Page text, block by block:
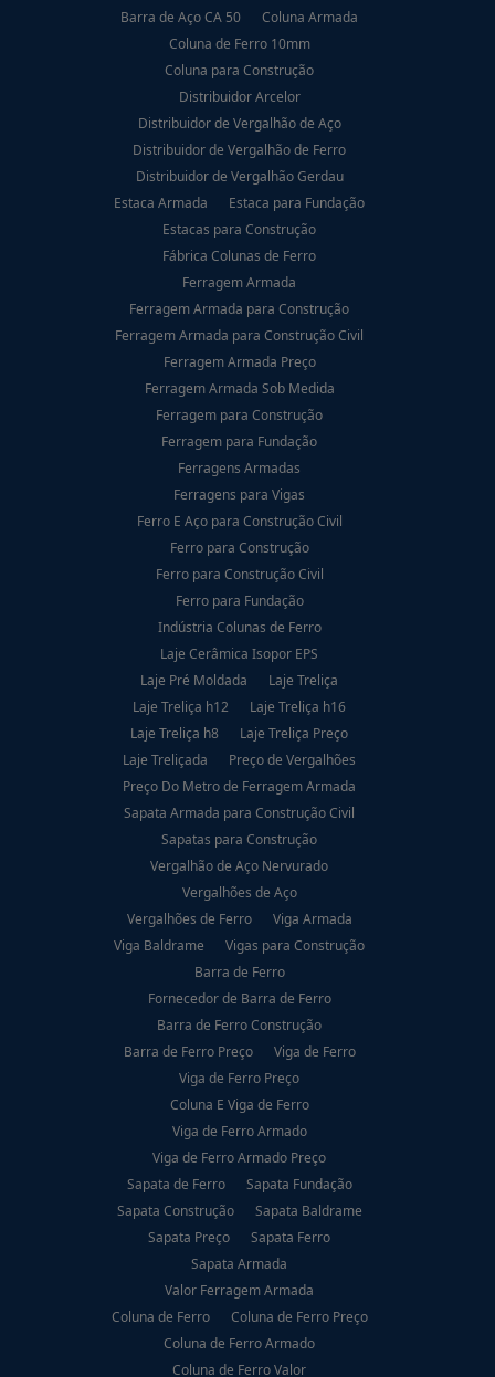
Barra de Aço CA 50
Coluna Armada
Coluna de Ferro 10mm
Coluna para Construção
Distribuidor Arcelor
Distribuidor de Vergalhão de Aço
Distribuidor de Vergalhão de Ferro
Distribuidor de Vergalhão Gerdau
Estaca Armada
Estaca para Fundação
Estacas para Construção
Fábrica Colunas de Ferro
Ferragem Armada
Ferragem Armada para Construção
Ferragem Armada para Construção Civil
Ferragem Armada Preço
Ferragem Armada Sob Medida
Ferragem para Construção
Ferragem para Fundação
Ferragens Armadas
Ferragens para Vigas
Ferro E Aço para Construção Civil
Ferro para Construção
Ferro para Construção Civil
Ferro para Fundação
Indústria Colunas de Ferro
Laje Cerâmica Isopor EPS
Laje Pré Moldada
Laje Treliça
Laje Treliça h12
Laje Treliça h16
Laje Treliça h8
Laje Treliça Preço
Laje Treliçada
Preço de Vergalhões
Preço Do Metro de Ferragem Armada
Sapata Armada para Construção Civil
Sapatas para Construção
Vergalhão de Aço Nervurado
Vergalhões de Aço
Vergalhões de Ferro
Viga Armada
Viga Baldrame
Vigas para Construção
Barra de Ferro
Fornecedor de Barra de Ferro
Barra de Ferro Construção
Barra de Ferro Preço
Viga de Ferro
Viga de Ferro Preço
Coluna E Viga de Ferro
Viga de Ferro Armado
Viga de Ferro Armado Preço
Sapata de Ferro
Sapata Fundação
Sapata Construção
Sapata Baldrame
Sapata Preço
Sapata Ferro
Sapata Armada
Valor Ferragem Armada
Coluna de Ferro
Coluna de Ferro Preço
Coluna de Ferro Armado
Coluna de Ferro Valor